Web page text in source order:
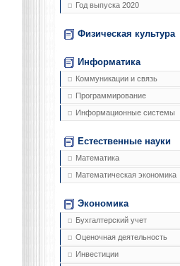
Год выпуска 2020
Физическая культура
Информатика
Коммуникации и связь
Программирование
Информационные системы
Естественные науки
Математика
Математическая экономика
Экономика
Бухгалтерский учет
Оценочная деятельность
Инвестиции